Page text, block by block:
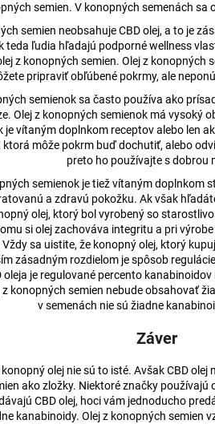
semien. V konopných semenách sa
semien neobsahuje CBD olej, a to je
teda ľudia hľadajú podporné wellness
z konopných semien. Olej z
pripraviť obľúbené pokrmy, ale
semienok sa často používa ako
Olej z konopných semienok má vysoký
je vítaným doplnkom receptov alebo len
ktorá môže pokrm buď dochutiť, alebo
preto ho používajte s dobrou
semienok je tiež vítaným doplnkom
a zdravú pokožku. Ak však
olej, ktorý bol vyrobený so
si olej zachováva integritu a pri
Vždy sa uistite, že konopný olej, ktorý
zásadným rozdielom je spôsob
oleja je regulované percento
konopných semien nebude obsahovať
v semenách nie sú žiadne
Záver
konopný olej nie sú to isté. Avšak CBD
ako zložky. Niektoré značky
CBD olej, hoci vám jednoducho
kanabinoidy. Olej z konopných semien